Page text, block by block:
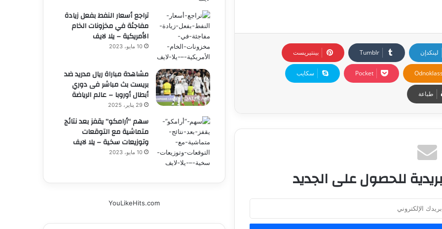
لينكدإن بينتيريست
‫Pocket سكايب
طباعة
للحصول على الجديد
تراجع أسعار النفط بفعل زيادة
مفاجئة في مخزونات الخام
الأمريكية – يلا لايف
10 مايو، 2023
مشاهدة مباراة ريال مدريد ضد
بريست بث مباشر فى دوري
أبطال أوروبا – عالم الرياضة
29 يناير، 2025
سهم “أرامكو” يقفز بعد نتائج
متماشية مع التوقعات
وتوزيعات سخية – يلا لايف
10 مايو، 2023
YouLikeHits.com